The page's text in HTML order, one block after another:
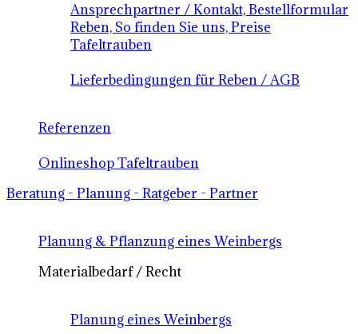
Ansprechpartner / Kontakt, Bestellformular
Reben, So finden Sie uns, Preise
Tafeltrauben
Lieferbedingungen für Reben / AGB
Referenzen
Onlineshop Tafeltrauben
Beratung - Planung - Ratgeber - Partner
Planung & Pflanzung eines Weinbergs
Materialbedarf / Recht
Planung eines Weinbergs